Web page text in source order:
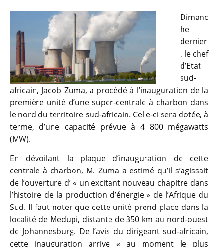
Dimanc
he
dernier
, le chef
d’Etat
sud-
africain, Jacob Zuma, a procédé à l’inauguration de la
première unité d’une super-centrale à charbon dans
le nord du territoire sud-africain. Celle-ci sera dotée, à
terme, d’une capacité prévue à 4 800 mégawatts
(MW).
En dévoilant la plaque d’inauguration de cette
centrale à charbon, M. Zuma a estimé qu’il s’agissait
de l’ouverture d’ « un excitant nouveau chapitre dans
l’histoire de la production d’énergie » de l’Afrique du
Sud. Il faut noter que cette unité prend place dans la
localité de Medupi, distante de 350 km au nord-ouest
de Johannesburg. De l’avis du dirigeant sud-africain,
cette inauguration arrive « au moment le plus